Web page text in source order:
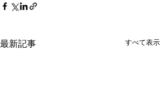
最新記事 すべて表示